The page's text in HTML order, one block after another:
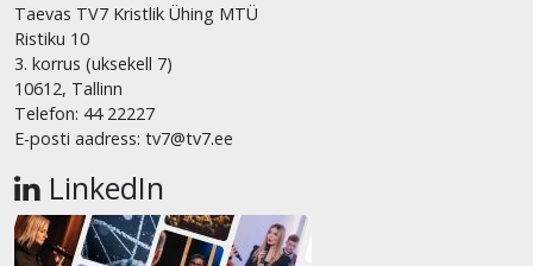
Taevas TV7 Kristlik Ühing MTÜ
Ristiku 10
3. korrus (uksekell 7)
10612, Tallinn
Telefon: 44 22227
E-posti aadress: tv7@tv7.ee
LinkedIn